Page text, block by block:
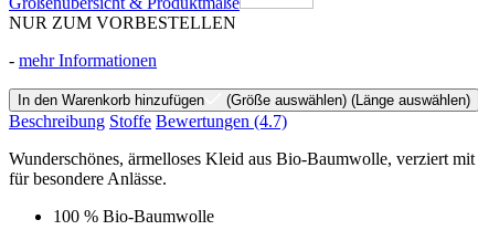
NUR ZUM VORBESTELLEN
- mehr Informationen
In den Warenkorb hinzufügen (Größe auswählen) (Länge auswählen)
Beschreibung Stoffe Bewertungen (4.7)
Wunderschönes, ärmelloses Kleid aus Bio-Baumwolle, verziert
für besondere Anlässe.
100 % Bio-Baumwolle